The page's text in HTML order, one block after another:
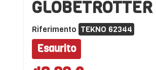
Riferimento TEKNO 62344
Esaurito